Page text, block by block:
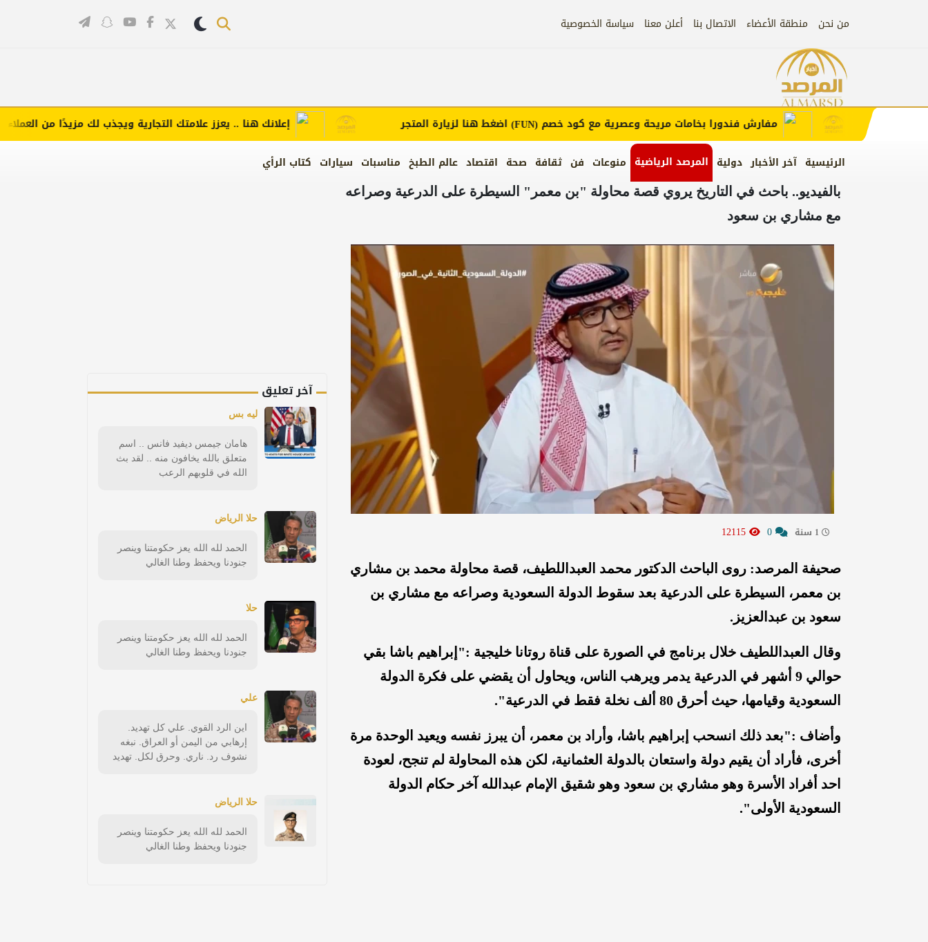
من نحن منطقة الأعضاء الاتصال بنا أعلن معنا سياسة الخصوصية
الرئيسية آخر الأخبار دولية المرصد الرياضية منوعات فن ثقافة صحة اقتصاد عالم الطبخ مناسبات سيارات كتاب الرأي
إعلانك هنا .. يعزز علامتك التجارية ويجذب لك مزيدًا من العملاء مفارش فندورا بخامات مريحة وعصرية مع كود خصم(FUN)اضغط هنا لزيارة المتجر
بالفيديو.. باحث في التاريخ يروي قصة محاولة "بن معمر" السيطرة على الدرعية وصراعه
مع مشاري بن سعود
صحيفة المرصد: روى الباحث الدكتور محمد العبداللطيف، قصة محاولة محمد بن مشاري
بن معمر، السيطرة على الدرعية بعد سقوط الدولة السعودية وصراعه مع مشاري بن
سعود بن عبدالعزيز.
وقال العبداللطيف خلال برنامج في الصورة على قناة روتانا خليجية :"إبراهيم باشا بقي
حوالي 9 أشهر في الدرعية يدمر ويرهب الناس، ويحاول أن يقضي على فكرة الدولة
السعودية وقيامها، حيث أحرق 80 ألف نخلة فقط في الدرعية".
وأضاف :"بعد ذلك انسحب إبراهيم باشا، وأراد بن معمر، أن يبرز نفسه ويعيد الوحدة مرة
أخرى، فأراد أن يقيم دولة واستعان بالدولة العثمانية، لكن هذه المحاولة لم تنجح، لعودة
احد أفراد الأسرة وهو مشاري بن سعود وهو شقيق الإمام عبدالله آخر حكام الدولة
السعودية الأولى".
آخر تعليق
ليه بس
هامان جيمس ديفيد فانس .. اسم
متعلق بالله يخافون منه .. لقد بث
الله في قلوبهم الرعب
حلا الرياض
الحمد لله الله يعز حكومتنا وينصر
جنودنا ويحفظ وطنا الغالي
حلا
الحمد لله الله يعز حكومتنا وينصر
جنودنا ويحفظ وطنا الغالي
علي
اين الرد القوي. علي كل تهديد.
إرهابي من اليمن أو العراق. نبغه
نشوف رد. ناري. وحرق لكل. تهديد
حلا الرياض
الحمد لله الله يعز حكومتنا وينصر
جنودنا ويحفظ وطنا الغالي